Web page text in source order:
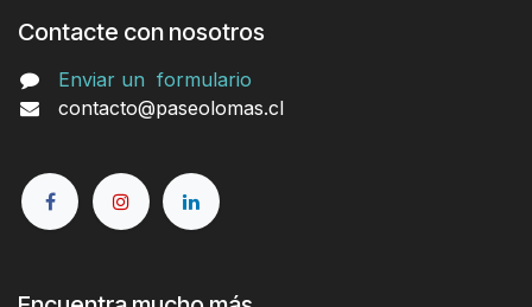
Contacte con nosotros
Enviar un formulario
contacto@paseolomas.cl